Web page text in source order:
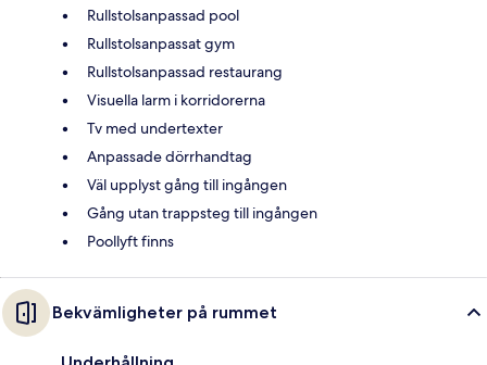
Rullstolsanpassad pool
Rullstolsanpassat gym
Rullstolsanpassad restaurang
Visuella larm i korridorerna
Tv med undertexter
Anpassade dörrhandtag
Väl upplyst gång till ingången
Gång utan trappsteg till ingången
Poollyft finns
Bekvämligheter på rummet